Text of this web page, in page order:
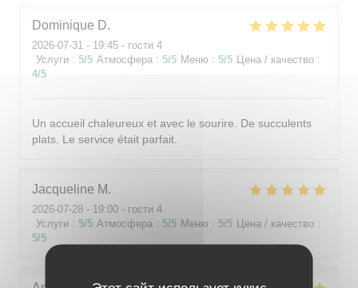
Dominique D
2026-07-31 - 19:45 - гости 4
Услуги : 5/5 Атмосфера : 5/5 Меню : 5/5 Цена / качество :
4/5
Un accueil chaleureux et avec le sourire. De succulents
plats. Le service était parfait.
Jacqueline M
2026-07-28 - 19:00 - гости 4
Услуги : 5/5 Атмосфера : 5/5 Меню : 5/5 Цена / качество :
5/5